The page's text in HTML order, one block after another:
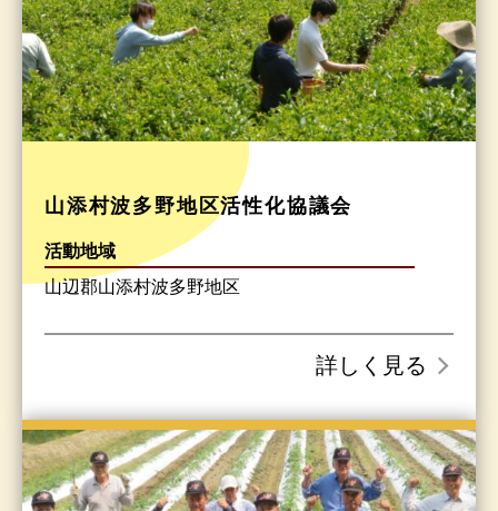
山添村波多野地区活性化協議会
活動地域
山辺郡山添村波多野地区
詳しく見る